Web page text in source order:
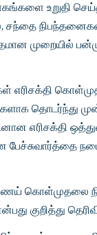
உறுதி
முறையில்
தொடர்ந்து
எரிசக்தி
பேச்சுவார்த்தை
கொள்முதலை
குறித்து